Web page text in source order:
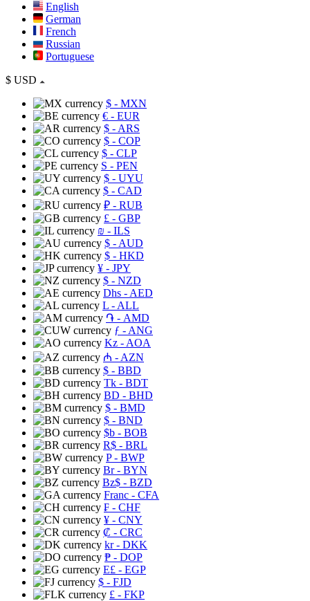
English
German
French
Russian
Portuguese
$ USD
$ - MXN
€ - EUR
$ - ARS
$ - COP
$ - CLP
S - PEN
$ - UYU
$ - CAD
₽ - RUB
£ - GBP
₪ - ILS
$ - AUD
$ - HKD
¥ - JPY
$ - NZD
Dhs - AED
L - ALL
֏ - AMD
ƒ - ANG
Kz - AOA
₼ - AZN
$ - BBD
Tk - BDT
BD - BHD
$ - BMD
$ - BND
$b - BOB
R$ - BRL
P- BWP
Br- BYN
Bz$ - BZD
Franc - CFA
₣ - CHF
¥ - CNY
₡ - CRC
kr- DKK
₱ - DOP
E£ - EGP
$ - FJD
£ - FKP